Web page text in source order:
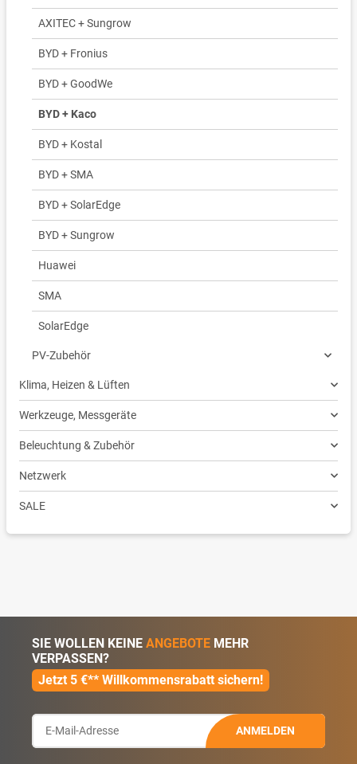
AXITEC + Sungrow
BYD + Fronius
BYD + GoodWe
BYD + Kaco
BYD + Kostal
BYD + SMA
BYD + SolarEdge
BYD + Sungrow
Huawei
SMA
SolarEdge
PV-Zubehör
Klima, Heizen & Lüften
Werkzeuge, Messgeräte
Beleuchtung & Zubehör
Netzwerk
SALE
SIE WOLLEN KEINE ANGEBOTE MEHR
VERPASSEN?
Jetzt 5 €** Willkommensrabatt sichern!
ANMELDEN